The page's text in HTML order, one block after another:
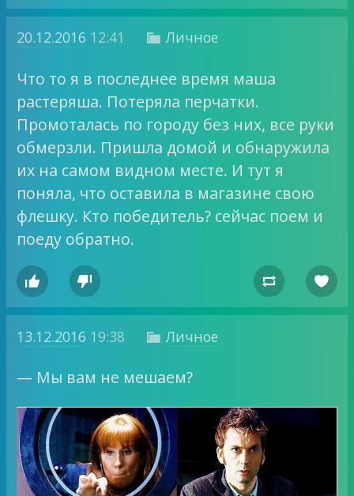
20.12.2016 12:41  Личное
Что то я в последнее время маша
растеряша. Потеряла перчатки.
Промоталась по городу без них, все руки
обмерзли. Пришла домой и обнаружила
их на самом видном месте. И тут я
поняла, что оставила в магазине свою
флешку. Кто победитель? сейчас поем и
поеду обратно.
   
13.12.2016 19:38  Личное
— Мы вам не мешаем?